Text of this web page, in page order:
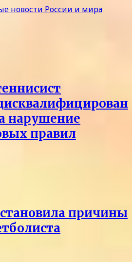
нарушение
правил
причины